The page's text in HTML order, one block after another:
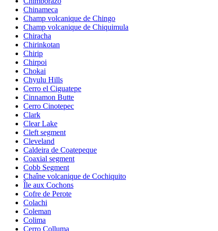
Chinameca
Champ volcanique de Chingo
Champ volcanique de Chiquimula
Chiracha
Chirinkotan
Chirip
Chirpoi
Chokai
Chyulu Hills
Cerro el Ciguatepe
Cinnamon Butte
Cerro Cinotepec
Clark
Clear Lake
Cleft segment
Cleveland
Caldeira de Coatepeque
Coaxial segment
Cobb Segment
Chaîne volcanique de Cochiquito
Île aux Cochons
Cofre de Perote
Colachi
Coleman
Colima
Cerro Colluma